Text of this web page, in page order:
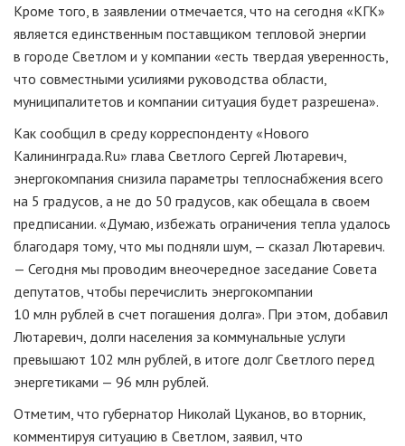
Кроме того, в заявлении отмечается, что на сегодня «КГК»
является единственным поставщиком тепловой энергии
в городе Светлом и у компании «есть твердая уверенность,
что совместными усилиями руководства области,
муниципалитетов и компании ситуация будет разрешена».
Как сообщил в среду корреспонденту «Нового
Калининграда.Ru» глава Светлого Сергей Лютаревич,
энергокомпания снизила параметры теплоснабжения всего
на 5 градусов, а не до 50 градусов, как обещала в своем
предписании. «Думаю, избежать ограничения тепла удалось
благодаря тому, что мы подняли шум, — сказал Лютаревич.
— Сегодня мы проводим внеочередное заседание Совета
депутатов, чтобы перечислить энергокомпании
10 млн рублей в счет погашения долга». При этом, добавил
Лютаревич, долги населения за коммунальные услуги
превышают 102 млн рублей, в итоге долг Светлого перед
энергетиками — 96 млн рублей.
Отметим, что губернатор Николай Цуканов, во вторник,
комментируя ситуацию в Светлом, заявил, что